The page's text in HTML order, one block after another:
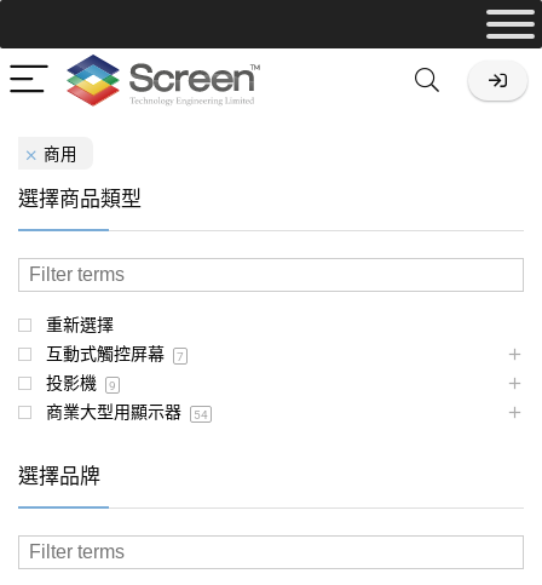
商用
選擇商品類型
重新選擇
互動式觸控屏幕
7
投影機 9
商業大型用顯示器 54
選擇品牌